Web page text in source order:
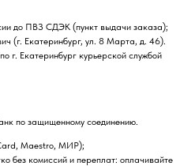
до ПВЗ СДЭК (пункт выдачи заказа);
(г. Екатеринбург, ул. 8 Марта, д. 46).
г. Екатеринбург курьерской службой
по защищенному соединению.
Maestro, МИР);
без комиссий и переплат: оплачивайте